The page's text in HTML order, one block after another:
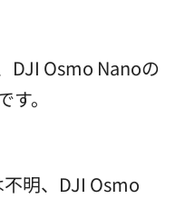
DJI Osmo Nanoの
。
明、DJI Osmo